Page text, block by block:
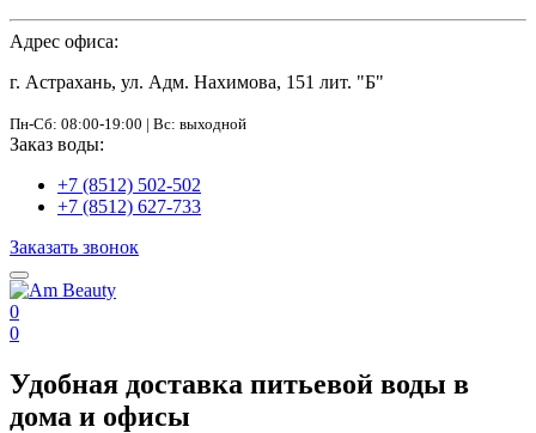
Адрес офиса:
г. Астрахань, ул. Адм. Нахимова, 151 лит. "Б"
Пн-Сб: 08:00-19:00 | Вс: выходной
Заказ воды:
+7 (8512) 502-502
+7 (8512) 627-733
Заказать звонок
0
0
Удобная доставка питьевой воды в
дома и офисы